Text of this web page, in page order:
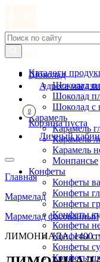
Шоколад
Шоколад
Шоколад
Шоколад с
Карамель
Карамель
Карамель
Карамель
Монпансье
Конфеты
Конфеты
Конфеты
Конфеты
Конфеты
Конфеты
Конфеты с
Конфеты
Конфеты
Каталоги
Адреса
0
Корзина пуста
Личный
Главная
Мармелад
Мармелад фасованный
ЛИМОНИАДА, 1400 г